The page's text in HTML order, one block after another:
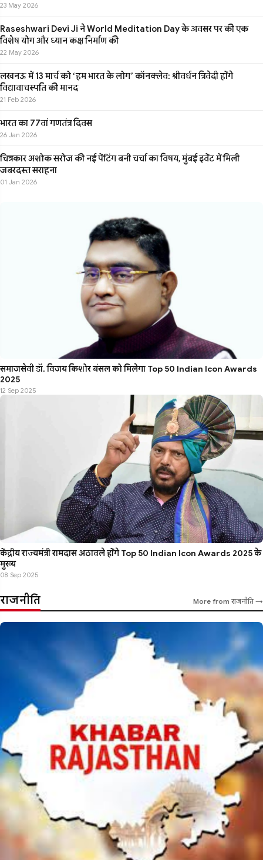
23 May 2026
Raseshwari Devi Ji ने World Meditation Day के अवसर पर की एक
विशेष योग और ध्यान कक्ष निर्माण की
22 May 2026
लखनऊ में 13 मार्च को ‘हम भारत के लोग’ कॉनक्लेव: श्रीवर्धन त्रिवेदी होंगे
विद्यावाचस्पति की मानद
21 Feb 2026
भारत का 77वां गणतंत्र दिवस
26 Jan 2026
चित्रकार अशोक सरोज की नई पेंटिंग बनी चर्चा का विषय, मुंबई इवेंट में मिली
जबरदस्त सराहना
01 Jan 2026
समाजसेवी डॉ. विजय किशोर बंसल को मिलेगा Top 50 Indian Icon Awards
2025
12 Sep 2025
केंद्रीय राज्यमंत्री रामदास अठावले होंगे Top 50 Indian Icon Awards 2025 के
मुख्य
08 Sep 2025
राजनीति More from राजनीति →